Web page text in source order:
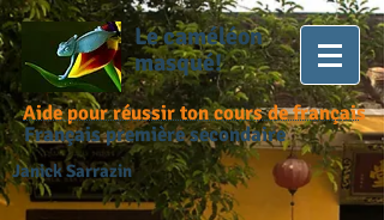
Le caméléon
masqué!
Aide pour réussir ton cours de français
Français première secondaire
Janick Sarrazin